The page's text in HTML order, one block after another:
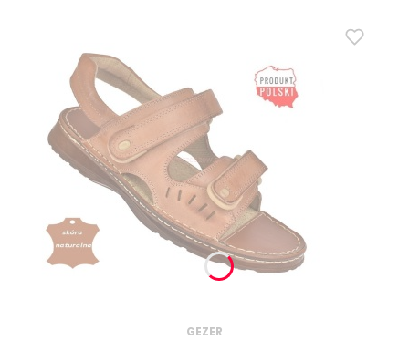
GEZER